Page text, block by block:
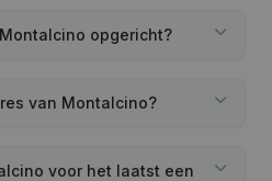
opgericht?
van Montalcino?
voor het laatst een